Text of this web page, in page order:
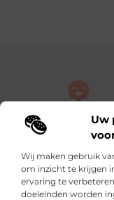
Uw
Wij maken gebruik
om inzicht te krijgen
ervaring te
doeleinden worden
De plek om jouw
Verken een rijke
dagelijks leven